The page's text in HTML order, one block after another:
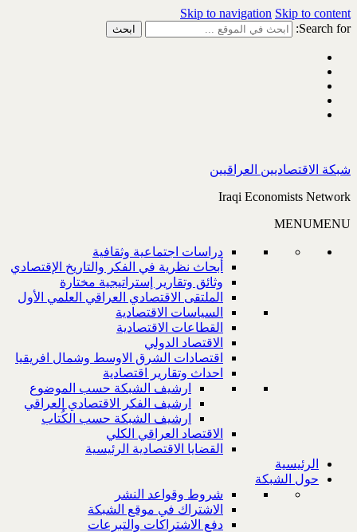
Skip to navigation Skip to content
Search for:
شبكة الاقتصاديين العراقيين
Iraqi Economists Network
MENUMENU
دراسات اجتماعية وثقافية
أبحاث نظرية في الفكر والتاريخ الإقتصادي
وثائق وتقارير إستراتيجية مختارة
الملتقى الاقتصادي العراقي العلمي الأول
السياسات الاقتصادية
القطاعات الاقتصادية
الاقتصاد الدولي
اقتصادات الشرق الاوسط وشمال افريقيا
احداث وتقارير اقتصادية
ارشيف الشبكة حسب الموضوع
ارشيف الفكر الاقتصادي العراقي
ارشيف الشبكة حسب الكُتاب
الاقتصاد العراقي الكلي
القضايا الاقتصادية الرئيسية
الرئيسية
حول الشبكة
شروط وقواعد النشر
الاشتراك في موقع الشبكة
دفع الاشتراكات والتبرعات